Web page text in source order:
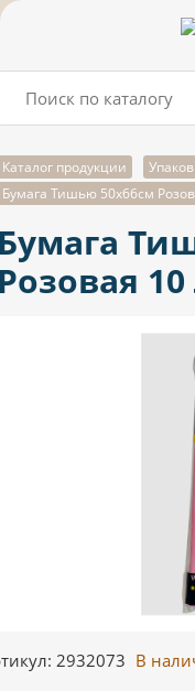
Каталог продукции
Бумага Тишью 50х66см
10
2932073 В